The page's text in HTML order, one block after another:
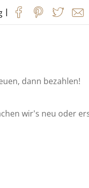
|
dann bezahlen!
wir’s neu oder